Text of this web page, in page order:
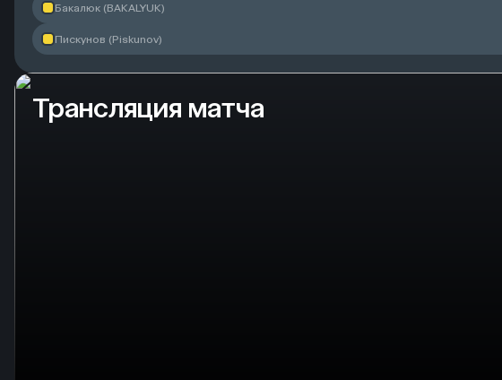
Бакалюк (BAKALYUK)
Пискунов (Piskunov)
Трансляция матча